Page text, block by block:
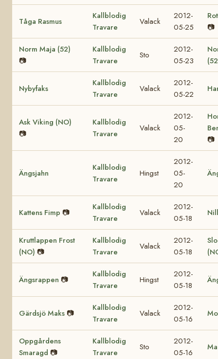
Tåga Rasmus
Kallblodig
Travare
Valack
2012-
05-25
📷
Norm Maja (52)
📷
Kallblodig
Travare
Sto
2012-
05-23
Nybyfaks
Kallblodig
Travare
Valack
2012-
05-22
Ask Viking (NO)
📷
Kallblodig
Travare
Valack
2012-
05-
20
📷
Ängsjahn
Kallblodig
Travare
Hingst
2012-
05-
20
Kattens Fimp 📷
Kallblodig
Travare
Valack
2012-
05-18
Kruttlappen Frost
(NO) 📷
Kallblodig
Travare
Valack
2012-
05-18
Ängsrappen 📷
Kallblodig
Travare
Hingst
2012-
05-18
Gärdsjö Maks 📷
Kallblodig
Travare
Valack
2012-
05-16
Oppgårdens
Smaragd 📷
Kallblodig
Travare
Sto
2012-
05-16